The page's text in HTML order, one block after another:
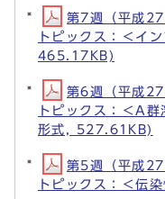
第7週（平成
トピックス：＜イ
465.17KB)
第6週（平成
トピックス：＜A
形式, 527.61KB)
第5週（平成
トピックス：＜伝